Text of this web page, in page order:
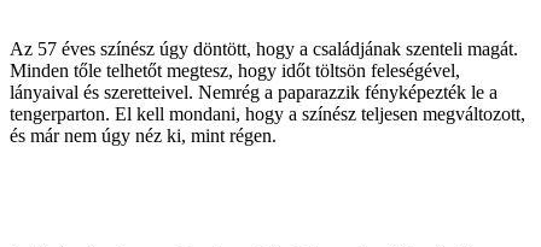
Az 57 éves színész úgy döntött, hogy a családjának szenteli magát.
Minden tőle telhetőt megtesz, hogy időt töltsön feleségével,
lányaival és szeretteivel. Nemrég a paparazzik fényképezték le a
tengerparton. El kell mondani, hogy a színész teljesen megváltozott,
és már nem úgy néz ki, mint régen.